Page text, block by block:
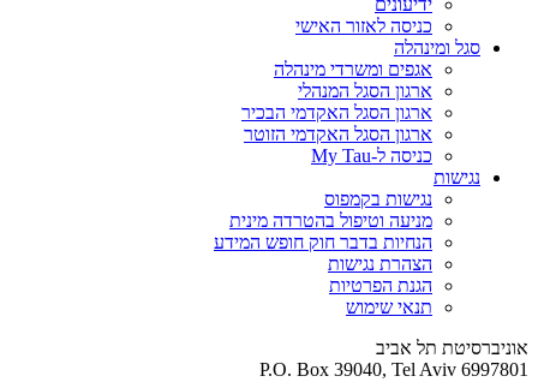
כניסה לאזור האישי
סגל ומינהלה
אגפים ומשרדי מינהלה
ארגון הסגל המנהלי
ארגון הסגל האקדמי הבכיר
ארגון הסגל האקדמי הזוטר
כניסה ל-My Tau
נגישות
נגישות בקמפוס
מניעה וטיפול בהטרדה מינית
הנחיות בדבר חוק חופש המידע
הצהרת נגישות
הגנת הפרטיות
תנאי שימוש
אוניברסיטת תל אביב
P.O. Box 39040, Tel Aviv 6997801